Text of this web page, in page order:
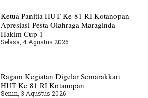
Ketua Panitia HUT Ke-81 RI Kotanopan
Apresiasi Pesta Olahraga Maraginda
Hakim Cup 1
Selasa, 4 Agustus 2026
Ragam Kegiatan Digelar Semarakkan
HUT Ke 81 RI Kotanopan
Senin, 3 Agustus 2026